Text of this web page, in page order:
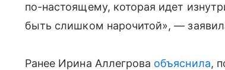
по-настоящему, которая идет
быть слишком нарочитой», —
Ранее Ирина Аллегрова объяснила,